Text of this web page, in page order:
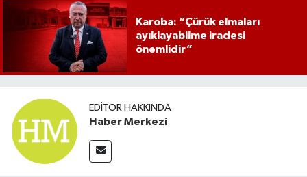
Karoba: “Çürük elmaları
ayıklayabilme iradesi
önemlidir”
EDITÖR HAKKINDA
Haber Merkezi